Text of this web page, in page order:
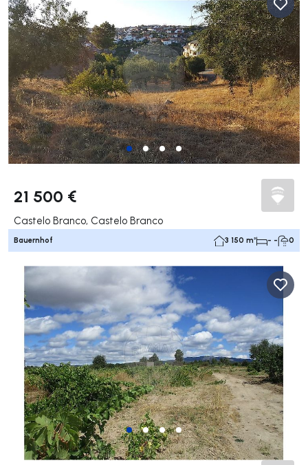
21 500 €
Castelo Branco, Castelo Branco
Bauernhof 3 150 m² - - 0